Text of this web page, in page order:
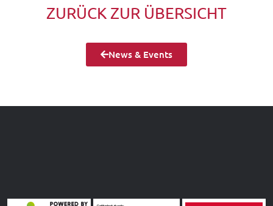
ZURÜCK ZUR ÜBERSICHT
News & Events